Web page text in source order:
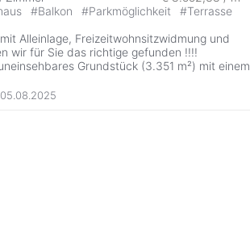
#Balkon #Parkmöglichkeit #Terrasse
Alleinlage, Freizeitwohnsitzwidmung und
wir für Sie das richtige gefunden !!!!
Grundstück (3.351 m²) mit einem
05.08.2025